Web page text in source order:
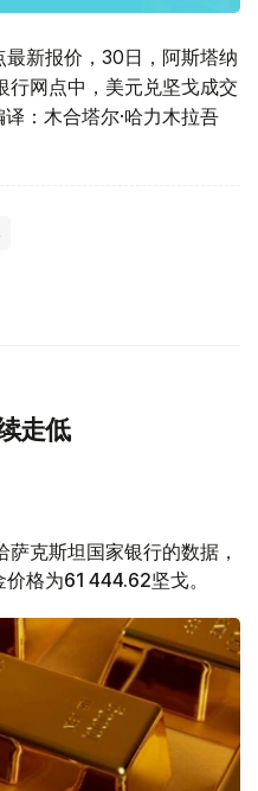
新报价，30日，阿斯塔纳
行网点中，美元兑坚戈成交
：木合塔尔·哈力木拉吾
走低
萨克斯坦国家银行的数据，
格为61 444.62坚戈。